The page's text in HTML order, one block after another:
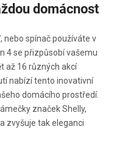
domácnost
spínač používáte v
4 se přizpůsobí vašemu
až 16 různých akcí
nabízí tento inovativní
domácího prostředí.
značek Shelly,
zvyšuje tak eleganci